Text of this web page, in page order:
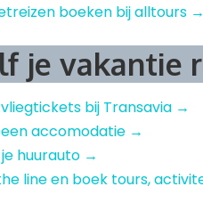
boeken bij alltours →
je vakantie
bij Transavia →
een accomodatie →
je huurauto →
line en boek tours,